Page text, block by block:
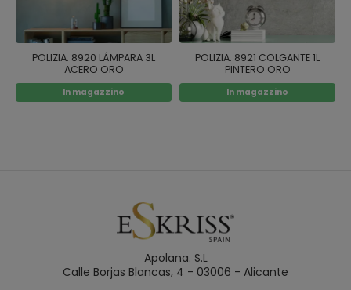
POLIZIA. 8920 LÁMPARA 3L
ACERO ORO
In magazzino
POLIZIA. 8921 COLGANTE 1L
PINTERO ORO
In magazzino
Apolana. S.L
Calle Borjas Blancas, 4 - 03006 - Alicante